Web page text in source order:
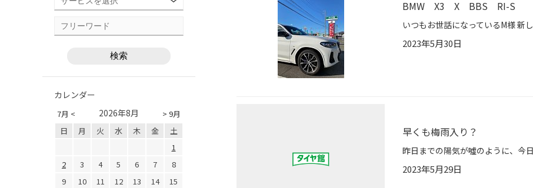
BMW X3 X BBS RI-S
2023年5月30日
早くも梅雨入り？
2023年5月29日
カレンダー
7月 < > 9月
2026年8月
日 月 火 水 木 金
土
1
2
3 4 5 6 7
8
9
10 11 12 13 14
15